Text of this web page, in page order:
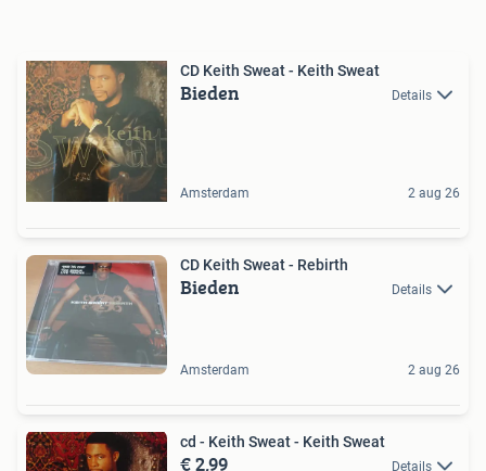
CD Keith Sweat - Keith Sweat
Bieden Details
Amsterdam 2 aug 26
CD Keith Sweat - Rebirth
Bieden Details
Amsterdam 2 aug 26
cd - Keith Sweat - Keith Sweat
€ 2,99 Details